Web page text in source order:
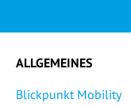
ALLGEMEINES
Blickpunkt Mobility